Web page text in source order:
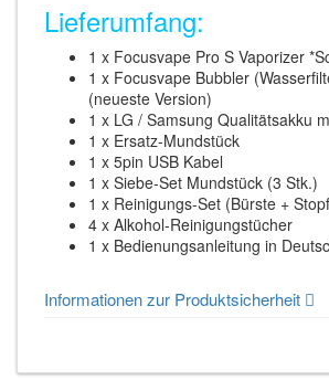
Lieferumfang:
1 x Focusvape Pro S Vaporizer
1 x Focusvape Bubbler
(neueste Version)
1 x LG / Samsung Qualitätsakku
1 x Ersatz-Mundstück
1 x 5pin USB Kabel
1 x Siebe-Set Mundstück (3 Stk.)
1 x Reinigungs-Set (Bürste +
4 x Alkohol-Reinigungstücher
1 x Bedienungsanleitung in
Informationen zur Produktsicherheit